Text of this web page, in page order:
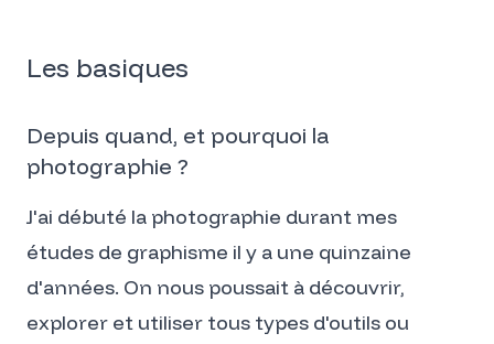
Les basiques
Depuis quand, et pourquoi la
photographie ?
J'ai débuté la photographie durant mes
études de graphisme il y a une quinzaine
d'années. On nous poussait à découvrir,
explorer et utiliser tous types d'outils ou